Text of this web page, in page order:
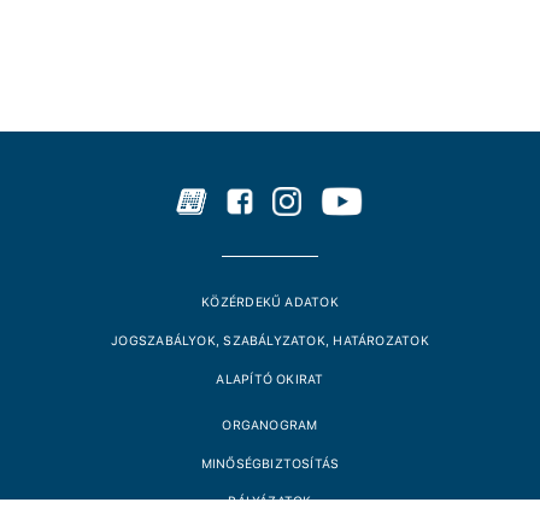
KÖZÉRDEKŰ ADATOK
JOGSZABÁLYOK, SZABÁLYZATOK, HATÁROZATOK
ALAPÍTÓ OKIRAT
ORGANOGRAM
MINŐSÉGBIZTOSÍTÁS
PÁLYÁZATOK